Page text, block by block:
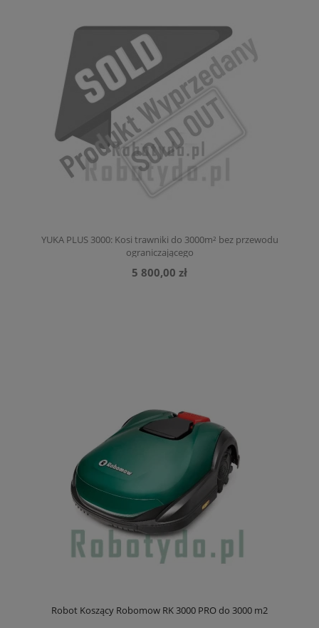
YUKA PLUS 3000: Kosi trawniki do 3000m² bez przewodu
ograniczającego
5 800,00 zł
Robot Koszący Robomow RK 3000 PRO do 3000 m2